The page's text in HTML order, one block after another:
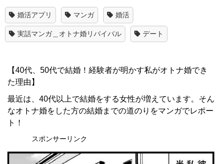
婚活アプリ マンガ 婚活
実話マンガ＿オトナ婚リバイバル デート
【40代、50代で結婚！経験者が明かす私がオトナ婚でき
た理由】
最近は、40代以上で結婚をする女性が増えています。そん
なオトナ婚をした方の結婚までの道のりをマンガでレポー
ト！
スポンサーリンク